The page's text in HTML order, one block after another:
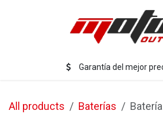
Garantía del mejor
All products Baterías